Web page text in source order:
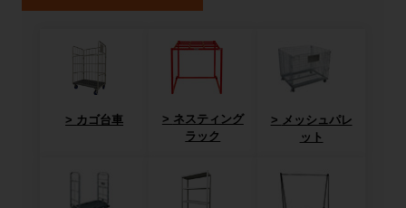
カゴ台車
ネスティング
ラック
メッシュパレ
ット